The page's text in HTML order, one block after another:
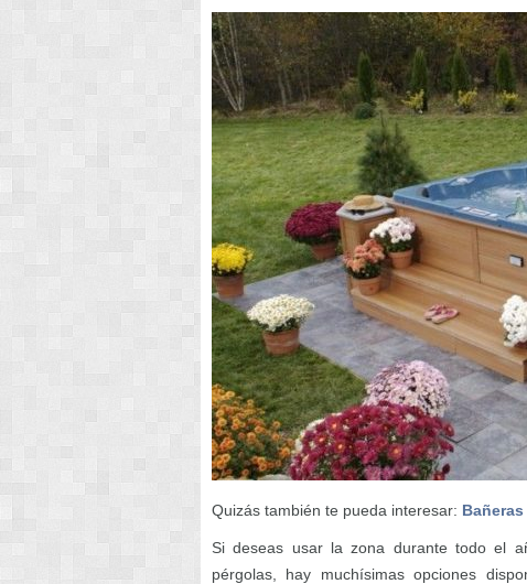
Quizás también te pueda interesar:
Si deseas usar la zona durante todo el
pérgolas, hay muchísimas opciones